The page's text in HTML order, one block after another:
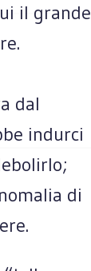
il grande
dal
indurci
di